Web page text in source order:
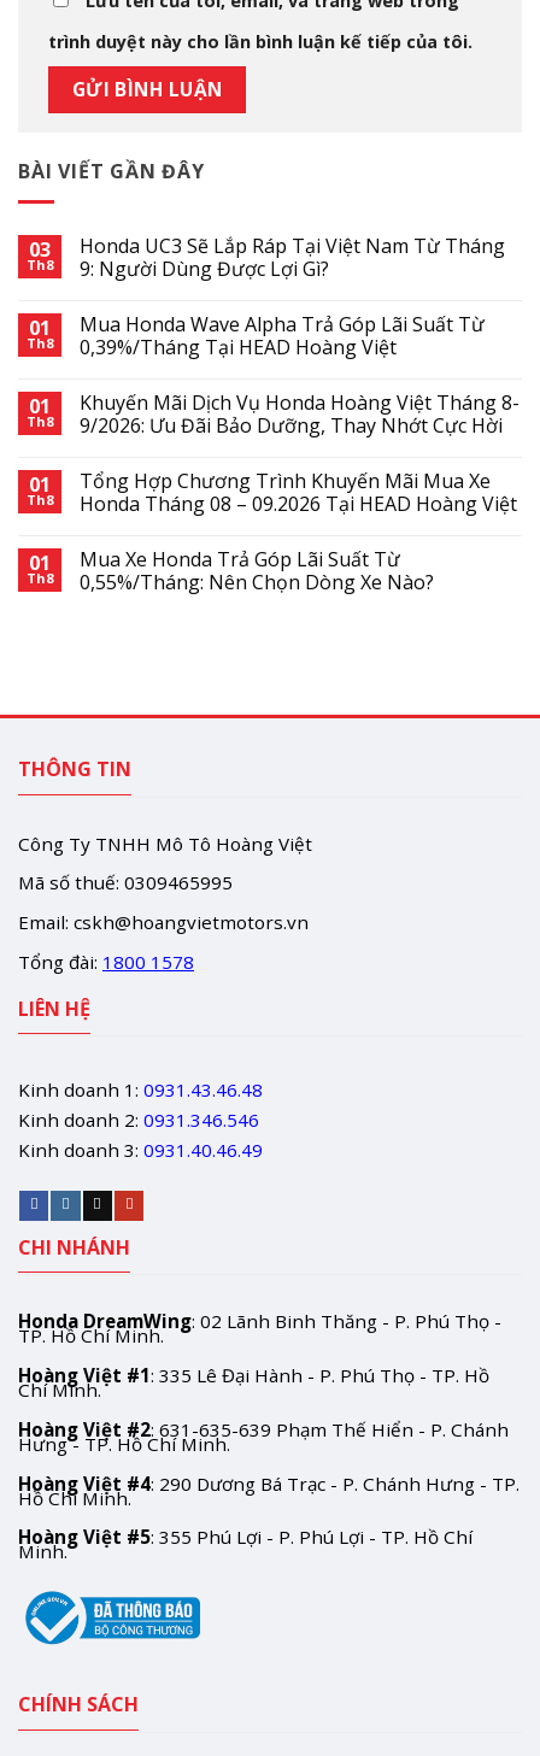
BÀI VIẾT GẦN ĐÂY
03
Th8
Honda UC3 Sẽ Lắp Ráp Tại Việt Nam Từ Tháng
9: Người Dùng Được Lợi Gì?
01
Th8
Mua Honda Wave Alpha Trả Góp Lãi Suất Từ
0,39%/Tháng Tại HEAD Hoàng Việt
01
Th8
Khuyến Mãi Dịch Vụ Honda Hoàng Việt Tháng 8-
9/2026: Ưu Đãi Bảo Dưỡng, Thay Nhớt Cực Hời
01
Th8
Tổng Hợp Chương Trình Khuyến Mãi Mua Xe
Honda Tháng 08 – 09.2026 Tại HEAD Hoàng Việt
01
Th8
Mua Xe Honda Trả Góp Lãi Suất Từ
0,55%/Tháng: Nên Chọn Dòng Xe Nào?
trình duyệt này cho lần bình luận kế tiếp của tôi.
THÔNG TIN
Công Ty TNHH Mô Tô Hoàng Việt
Mã số thuế: 0309465995
Email: cskh@hoangvietmotors.vn
Tổng đài: 1800 1578
LIÊN HỆ
Kinh doanh 1: 0931.43.46.48
Kinh doanh 2: 0931.346.546
Kinh doanh 3: 0931.40.46.49
CHI NHÁNH
Honda DreamWing: 02 Lãnh Binh Thăng - P. Phú Thọ -
TP. Hồ Chí Minh.
Hoàng Việt #1: 335 Lê Đại Hành - P. Phú Thọ - TP. Hồ
Chí Minh.
Hoàng Việt #2: 631-635-639 Phạm Thế Hiển - P. Chánh
Hưng - TP. Hồ Chí Minh.
Hoàng Việt #4: 290 Dương Bá Trạc - P. Chánh Hưng - TP.
Hồ Chí Minh.
Hoàng Việt #5: 355 Phú Lợi - P. Phú Lợi - TP. Hồ Chí
Minh.
CHÍNH SÁCH